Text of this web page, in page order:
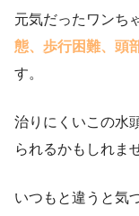
元気だったワンち
態、歩行困難、頭
す。
治りにくいこの水
られるかもしれま
いつもと違うと気